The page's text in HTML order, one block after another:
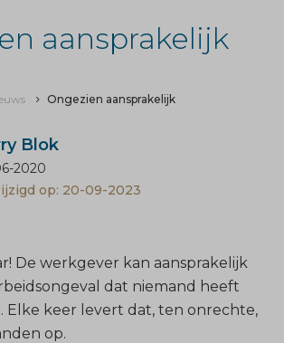
aansprakelijk
Ongezien aansprakelijk
Blok
2020
op: 20-09-2023
De werkgever kan aansprakelijk
dat niemand heeft
Elke keer levert dat, ten onrechte,
op.